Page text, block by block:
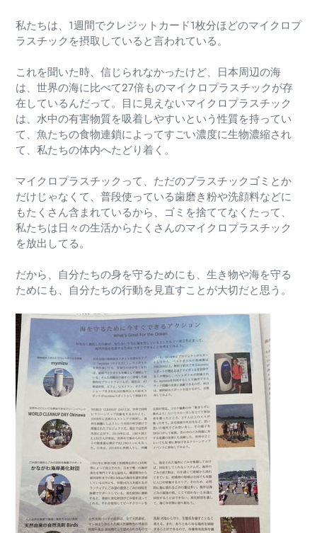
私たちは、1週間でクレジットカード1枚分ほどのマイクロプ
ラスチックを摂取していると言われている。
これを聞いた時、信じられなかったけど、日本周辺の海
は、世界の海に比べて27倍ものマイクロプラスチックが存
在しているんだって。目に見えないマイクロプラスチック
は、水中の有害物質を吸着しやすいという性質を持ってい
て、魚たちの食物連鎖によってすごい濃度に生物濃縮され
て、私たちの体内へたどり着く。
マイクロプラスチックって、ただのプラスチックゴミとか
だけじゃなくて、普段使っている歯磨き粉や洗顔料などに
もたくさん含まれているから、ゴミを捨ててなくたって、
私たちは日々の生活からたくさんのマイクロプラスチック
を放出してる。
だから、自分たちの身を守るためにも、生き物や海を守る
ためにも、自分たちの行動を見直すことが大切だと思う。